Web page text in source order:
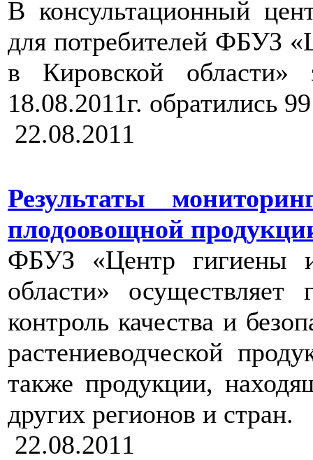
В консультационный
для потребителей ФБУЗ
в Кировской
18.08.2011г. обратились
22.08.2011
Результаты
плодоовощной
ФБУЗ «Центр гигиены
области» осуществляет
контроль качества и
растениеводческой
также продукции,
других регионов и стран.
22.08.2011